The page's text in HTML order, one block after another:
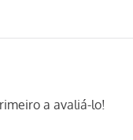
a avaliá-lo!